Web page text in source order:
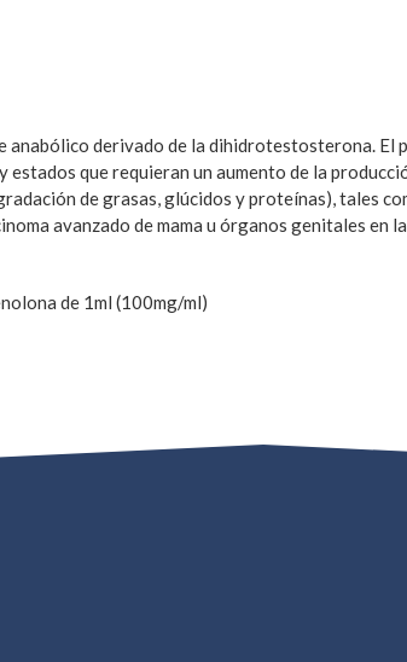
derivado de la dihidrotestosterona.
que requieran un aumento de la
de grasas, glúcidos y proteínas), tales
avanzado de mama u órganos genitales en
de 1ml (100mg/ml)